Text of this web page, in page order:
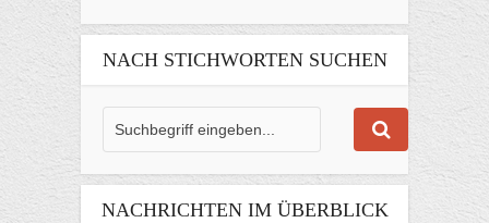
NACH STICHWORTEN SUCHEN
NACHRICHTEN IM ÜBERBLICK